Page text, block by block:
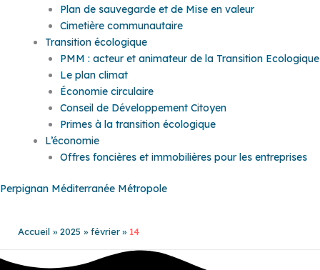
Plan de sauvegarde et de Mise en valeur
Cimetière communautaire
Transition écologique
PMM : acteur et animateur de la Transition Ecologique
Le plan climat
Économie circulaire
Conseil de Développement Citoyen
Primes à la transition écologique
L’économie
Offres foncières et immobilières pour les entreprises
Perpignan Méditerranée Métropole
Accueil 2025 février 14